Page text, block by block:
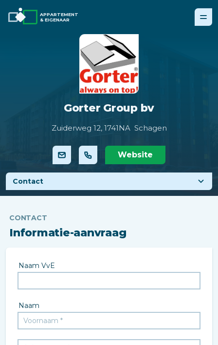
APPARTEMENT
& EIGENAAR
Gorter Group bv
Zuiderweg 12, 1741NA Schagen
Website
Contact
CONTACT
Informatie-aanvraag
Naam VvE
Naam